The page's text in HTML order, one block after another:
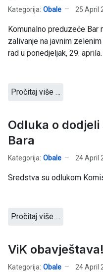
Kategorija: Obale 25 April
Komunalno preduzeće
zalivanje na javnim
rad u ponedjeljak, 29. aprila.
Pročitaj više …
Odluka o
Bara
Kategorija: Obale 24 April
Sredstva su odlukom
Pročitaj više …
ViK obavještava!
Kategorija: Obale 24 April